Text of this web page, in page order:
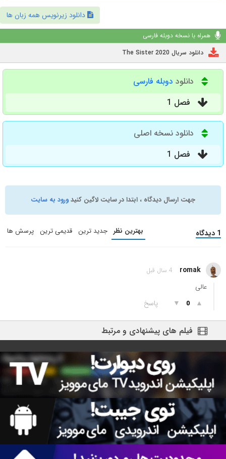
دانلود زیرنویس همه زبان ها
همراه با نسخه دوبله فارسی
دانلود سریال The Sister 2020
دانلود دوبله فارسی
فصل 1
دانلود نسخه اصلی
فصل 1
جهت ارسال دیدگاه ، ابتدا در سایت لاگین کنیدورود به سایت
1 دیدگاه بهترین نظر جدید ترین قدیمی ترین پرسش ها
romak 4 سال قبل
عالی
▲
0
▼ پاسخ
فیلم های پیشنهادی و مرتبط